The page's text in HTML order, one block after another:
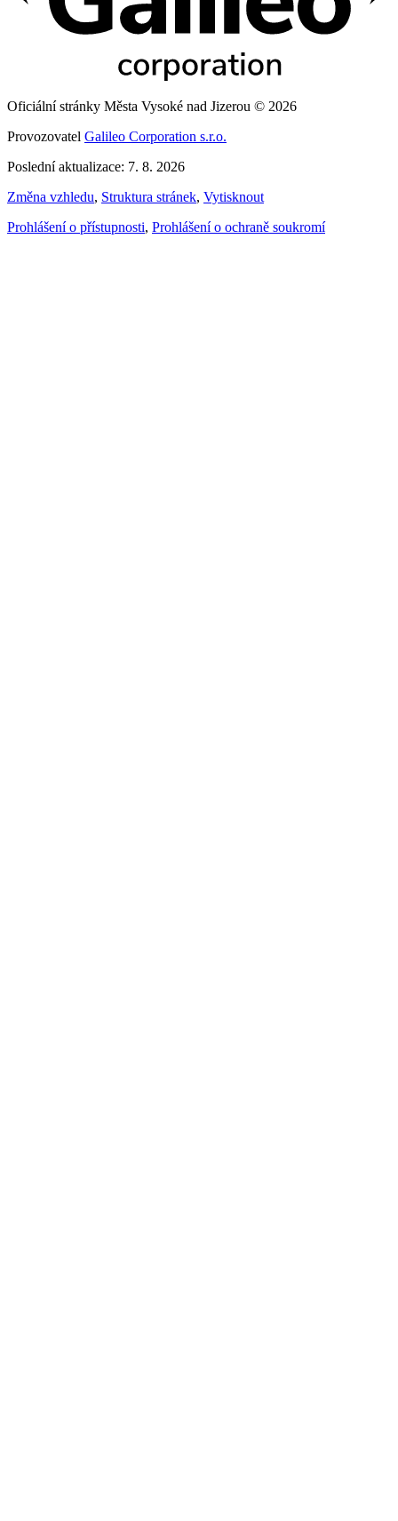
Oficiální stránky Města Vysoké nad Jizerou © 2026
Provozovatel Galileo Corporation s.r.o.
Poslední aktualizace: 7. 8. 2026
Změna vzhledu, Struktura stránek, Vytisknout
Prohlášení o přístupnosti, Prohlášení o ochraně soukromí